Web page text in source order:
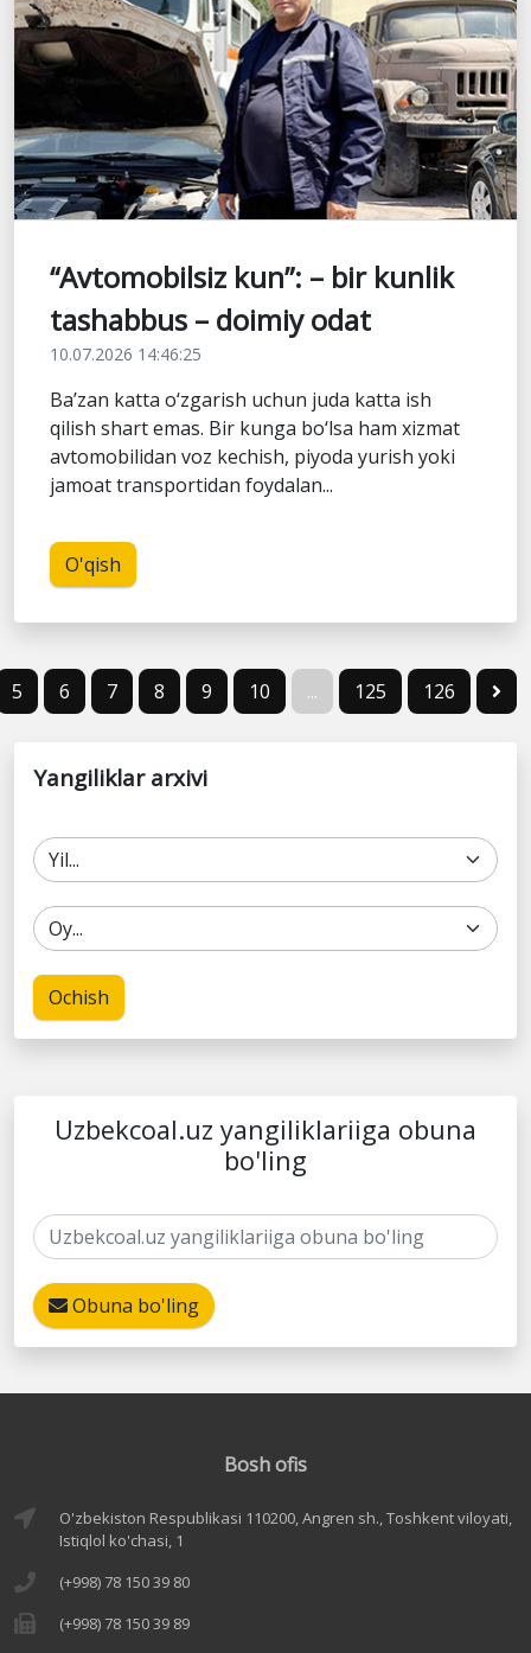
“Avtomobilsiz kun”: – bir kunlik
tashabbus – doimiy odat
10.07.2026 14:46:25
Ba’zan katta o‘zgarish uchun juda katta ish
qilish shart emas. Bir kunga bo‘lsa ham xizmat
avtomobilidan voz kechish, piyoda yurish yoki
jamoat transportidan foydalan...
O'qish
5 6 7 8 9 10 ... 125 126
Yangiliklar arxivi
Ochish
Uzbekcoal.uz yangiliklariiga obuna
bo'ling
Obuna bo'ling
Bosh ofis
O'zbekiston Respublikasi 110200, Angren sh., Toshkent viloyati,
Istiqlol ko'chasi, 1
(+998) 78 150 39 80
(+998) 78 150 39 89